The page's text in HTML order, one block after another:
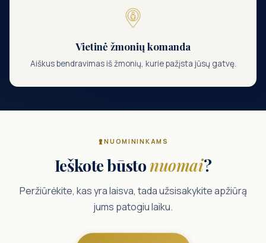
Vietinė žmonių komanda
Aiškus bendravimas iš žmonių, kurie pažįsta jūsų gatvę.
NUOMININKAMS
Ieškote būstonuomai?
Peržiūrėkite, kas yra laisva, tada užsisakykite apžiūrą
jums patogiu laiku.